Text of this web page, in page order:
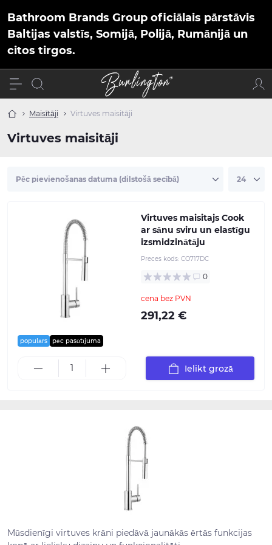
Bathroom Brands Group oficiālais pārstāvis
Baltijas valstīs, Somijā, Polijā, Rumānijā un
citos tirgos.
Maisītāji Virtuves maisitāji
Virtuves maisitāji
populārs pēc pasūtījuma
Virtuves maisitajs Cook
ar sānu sviru un elastīgu
izsmidzinātāju
Preces kods: CO717DC
0
cena bez PVN
291,22 €
Ielikt grozā
Mūsdienīgi virtuves krāni piedāvā jaunākās ērtās funkcijas